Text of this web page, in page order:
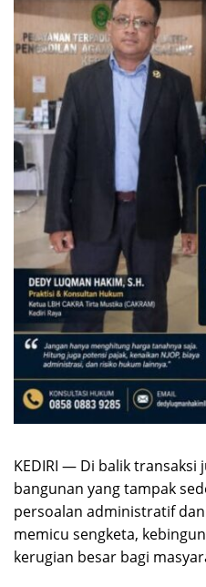
KEDIRI — Di balik transaksi
bangunan yang tampak
persoalan administratif
memicu sengketa,
kerugian besar bagi